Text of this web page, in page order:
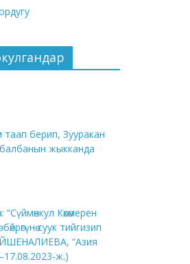
таап берип, Зууракан
жыкканда
Көкөмерен
суук тийгизип
“Азия
ж.)